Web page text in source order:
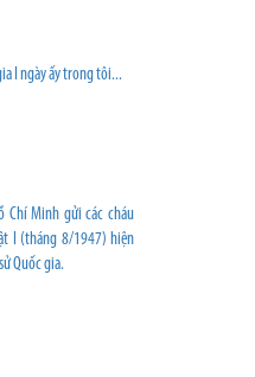
I ngày ấy trong tôi...
Chí Minh gửi các cháu
I (tháng 8/1947) hiện
Quốc gia.